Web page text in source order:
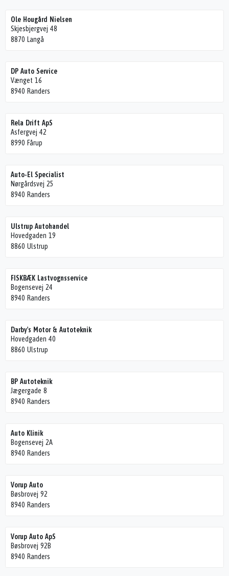
Ole Hougård Nielsen
Skjesbjergvej 48
8870 Langå
DP Auto Service
Vænget 16
8940 Randers
Rela Drift ApS
Asfergvej 42
8990 Fårup
Auto-El Specialist
Nørgårdsvej 25
8940 Randers
Ulstrup Autohandel
Hovedgaden 19
8860 Ulstrup
FISKBÆK Lastvognsservice
Bogensevej 24
8940 Randers
Darby's Motor & Autoteknik
Hovedgaden 40
8860 Ulstrup
BP Autoteknik
Jægergade 8
8940 Randers
Auto Klinik
Bogensevej 2A
8940 Randers
Vorup Auto
Bøsbrovej 92
8940 Randers
Vorup Auto ApS
Bøsbrovej 92B
8940 Randers